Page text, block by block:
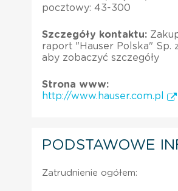
pocztowy: 43-300
Szczegóły kontaktu:
raport "Hauser Polska" Sp.
aby zobaczyć szczegóły
Strona www:
http://www.hauser.com.pl
PODSTAWOWE
Zatrudnienie ogółem: